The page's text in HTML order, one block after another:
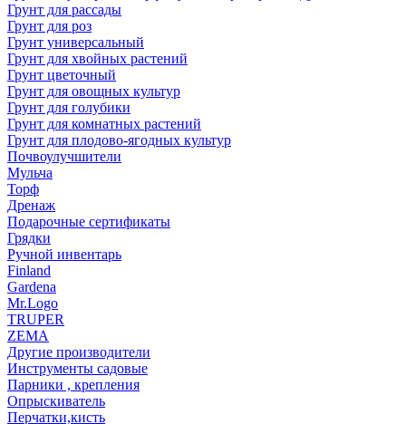
Грунт для рассады
Грунт для роз
Грунт универсальный
Грунт для хвойных растений
Грунт цветочный
Грунт для овощных культур
Грунт для голубики
Грунт для комнатных растений
Грунт для плодово-ягодных культур
Почвоулучшители
Мульча
Торф
Дренаж
Подарочные сертификаты
Грядки
Ручной инвентарь
Finland
Gardena
Mr.Logo
TRUPER
ZEMA
Другие производители
Инструменты садовые
Парники , крепления
Опрыскиватель
Перчатки,кисть